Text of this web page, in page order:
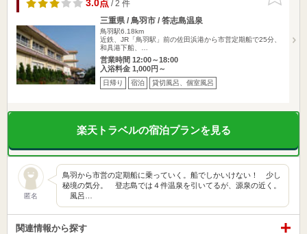
3.0点/ 2 件
三重県 / 鳥羽市 / 答志島温泉
鳥羽駅6.18km
近鉄、JR「鳥羽駅」前の佐田浜港から市営定期船で25分、
和具港下船、…
営業時間 12:00～18:00
入浴料金 1,000円～
日帰り 宿泊 貸切風呂、個室風呂
楽天トラベルの宿泊プランを見る
匿名
鳥羽から市営の定期船に乗っていく。船でしかいけない！ 少し
秘境の気分。 登志島では４件温泉を引いてるが、源泉の近く。
風呂…
関連情報から探す